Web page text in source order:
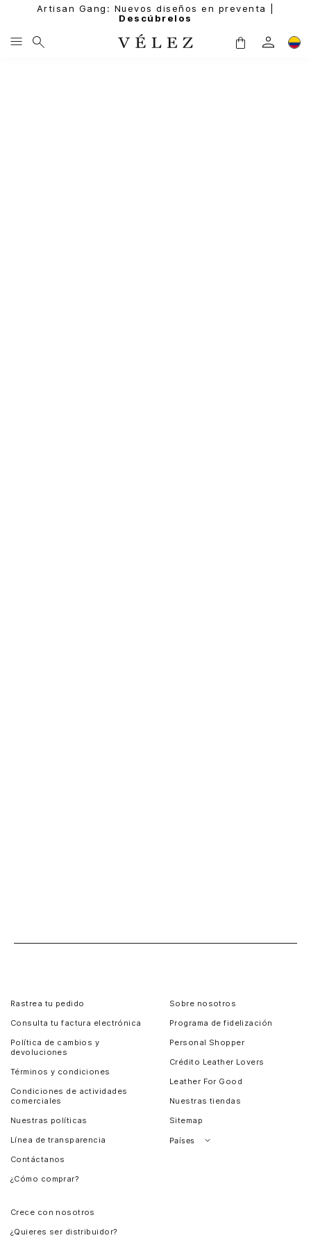
Artisan Gang: Nuevos diseños en preventa |
Descúbrelos
Rastrea tu pedido
Consulta tu factura electrónica
Política de cambios y
devoluciones
Términos y condiciones
Condiciones de actividades
comerciales
Nuestras políticas
Línea de transparencia
Contáctanos
¿Cómo comprar?
Sobre nosotros
Programa de fidelización
Personal Shopper
Crédito Leather Lovers
Leather For Good
Nuestras tiendas
Sitemap
Países
Crece con nosotros
¿Quieres ser distribuidor?